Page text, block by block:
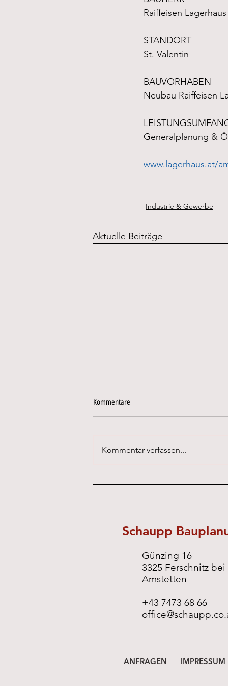
Raiffeisen
STANDORT
St. Valentin
BAUVORHABEN
Neubau Raiffeisen
Generalplanung &
www.lagerhaus.at/
Industrie & Gewerbe
Aktuelle Beiträge
HAMMERL TEXTILCARE
Kommentare
Kommentar verfassen...
Schaupp
Günzing 16
3325 Ferschnitz bei
Amstetten
+43 7473 68 66
ANFRAGEN IMPRESSUM